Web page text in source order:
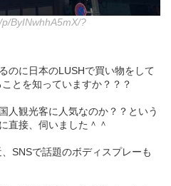
ByINwhhA5mX/?
のに日本のLUSHで買い物をして
とを知っていますか？？？
人観光客に人気なのか？？という
直接、伺いました＾＾
SNSで話題のボディスプレーも